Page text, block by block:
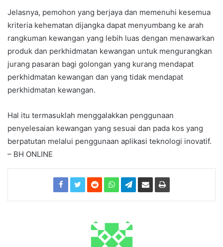
Jelasnya, pemohon yang berjaya dan memenuhi kesemua
kriteria kehematan dijangka dapat menyumbang ke arah
rangkuman kewangan yang lebih luas dengan menawarkan
produk dan perkhidmatan kewangan untuk mengurangkan
jurang pasaran bagi golongan yang kurang mendapat
perkhidmatan kewangan dan yang tidak mendapat
perkhidmatan kewangan.
Hal itu termasuklah menggalakkan penggunaan
penyelesaian kewangan yang sesuai dan pada kos yang
berpatutan melalui penggunaan aplikasi teknologi inovatif.
– BH ONLINE